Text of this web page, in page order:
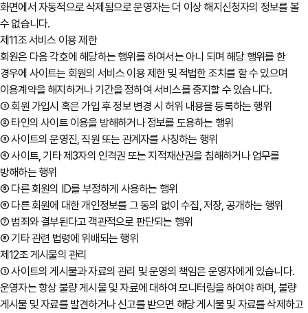
화면에서 자동적으로 삭제됨으로 운영자는 더 이상 해지신청자의 정보를 볼
수 없습니다.
제11조 서비스 이용 제한
회원은 다음 각호에 해당하는 행위를 하여서는 아니 되며 해당 행위를 한
경우에 사이트는 회원의 서비스 이용 제한 및 적법한 조치를 할 수 있으며
이용계약을 해지하거나 기간을 정하여 서비스를 중지할 수 있습니다.
① 회원 가입시 혹은 가입 후 정보 변경 시 허위 내용을 등록하는 행위
② 타인의 사이트 이용을 방해하거나 정보를 도용하는 행위
③ 사이트의 운영진, 직원 또는 관계자를 사칭하는 행위
④ 사이트, 기타 제3자의 인격권 또는 지적재산권을 침해하거나 업무를
방해하는 행위
⑤ 다른 회원의 ID를 부정하게 사용하는 행위
⑥ 다른 회원에 대한 개인정보를 그 동의 없이 수집, 저장, 공개하는 행위
⑦ 범죄와 결부된다고 객관적으로 판단되는 행위
⑧ 기타 관련 법령에 위배되는 행위
제12조 게시물의 관리
① 사이트의 게시물과 자료의 관리 및 운영의 책임은 운영자에게 있습니다.
운영자는 항상 불량 게시물 및 자료에 대하여 모니터링을 하여야 하며, 불량
게시물 및 자료를 발견하거나 신고를 받으면 해당 게시물 및 자료를 삭제하고